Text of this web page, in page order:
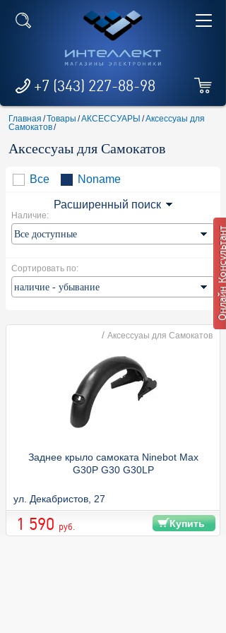
+7 (343) 227-88-98
Главная /Товары /АКСЕССУАРЫ /Аксессуаы для
Самокатов/
Аксессуаы для Самокатов
Все Noname
Расширенный поиск
Наличие:
Сортировать по:
/ Аксессуаы для Самокатов
Заднее крыло самоката Ninebot Max
G30P G30 G30LP
ул. Декабристов, 27
1 590 руб. Купить